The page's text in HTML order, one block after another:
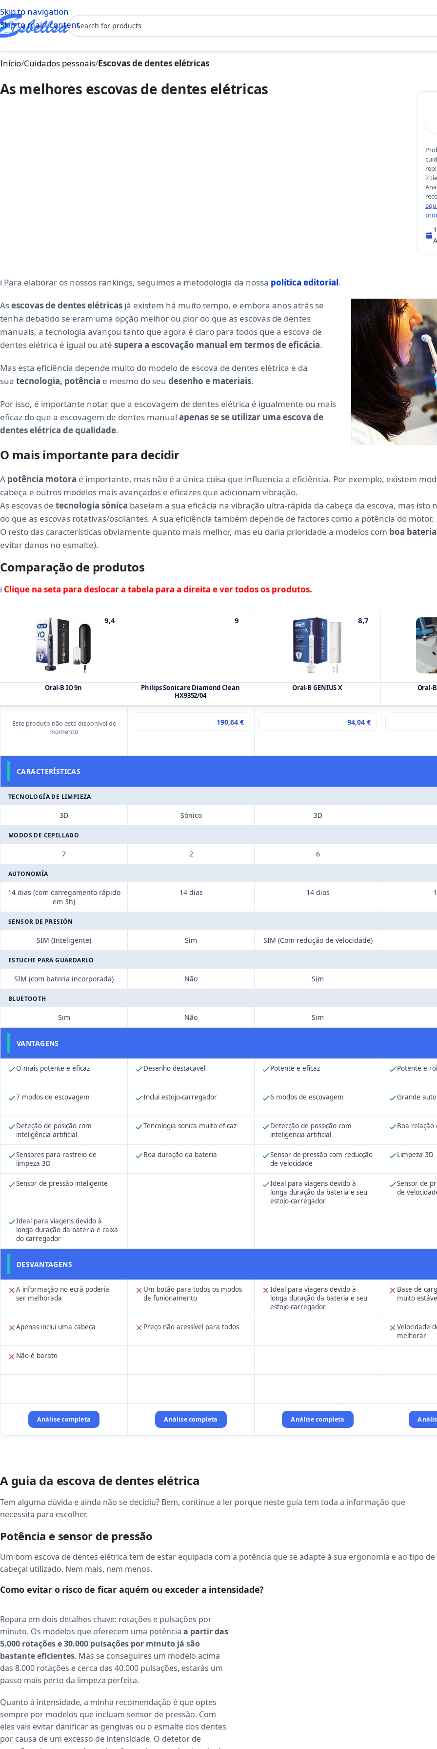
Skip to navigation
Skip to main content
Início/Cuidados pessoais/Escovas de dentes elétricas
As melhores escovas de dentes elétricas
7
ℹ Para elaborar os nossos rankings, seguimos a metodologia da nossa política editorial.
Asescovas de dentes elétricas já existem há muito tempo, e embora anos atrás se
tenha debatido se eram uma opção melhor ou pior do que as escovas de dentes
manuais, a tecnologia avançou tanto que agora é claro para todos que a escova de
dentes elétrica é igual ou até supera a escovação manual em termos de eficácia.
Mas esta eficiência depende muito do modelo de escova de dentes elétrica e da
sua tecnologia, potência e mesmo do seu desenho e materiais.
Por isso, é importante notar que a escovagem de dentes elétrica é igualmente ou mais
eficaz do que a escovagem de dentes manual apenas se se utilizar uma escova de
dentes elétrica de qualidade.
O mais importante para decidir
A potência motora é importante, mas não é a única coisa que influencia a eficiência. Por exemplo, existem
cabeça e outros modelos mais avançados e eficazes que adicionam vibração.
As escovas de tecnologia sónica baseiam a sua eficácia na vibração ultra-rápida da cabeça da escova, mas isto
do que as escovas rotativas/oscilantes. A sua eficiência também depende de factores como a potência do motor.
O resto das características obviamente quanto mais melhor, mas eu daria prioridade a modelos com boa
evitar danos no esmalte).
Comparação de produtos
ℹ Clique na seta para deslocar a tabela para a direita e ver todos os produtos.
9,4 9 8,7
Oral-B IO 9n
Philips Sonicare Diamond Clean
HX9352/04
Oral-B GENIUS X Oral-B
Este produto não está disponível de
momento
190,64 € 94,04 €
CARACTERÍSTICAS
TECNOLOGÍA DE LIMPIEZA
3D Sónico 3D
MODOS DE CEPILLADO
7 2 6
AUTONOMÍA
14 dias (com carregamento rápido
em 3h)
14 dias 14 dias
SENSOR DE PRESIÓN
SIM (Inteligente) Sim SIM (Com redução de velocidade)
ESTUCHE PARA GUARDARLO
SIM (com bateria incorporada) Não Sim
BLUETOOTH
Sim Não Sim
VANTAGENS
O mais potente e eficaz Desenho destacavel Potente e eficaz Potente e
7 modos de escovagem Inclui estojo-carregador 6 modos de escovagem Grande
Deteção de posição com
inteligência artificial
Tencologia sonica muito eficaz
Detecção de possição com
inteligencia artificial
Boa relação
Sensores para rastreio de
limpeza 3D
Boa duração da bateria
Sensor de pressão com reducção
de velocidade
Limpeza 3D
Sensor de pressão inteligente
Ideal para viagens devido à
longa duração da bateria e seu
estojo-carregador
Sensor de
de
Ideal para viagens devido à
longa duração da bateria e caixa
do carregador
DESVANTAGENS
A informação no ecrã poderia
ser melhorada
Um botão para todos os modos
de funionamento
Ideal para viagens devido à
longa duração da bateria e seu
estojo-carregador
Base de
muito
Apenas inclui uma cabeça Preço não acessível para todos
Velocidade
melhorar
Não é barato
Análise completa Análise completa Análise completa
A guia da escova de dentes elétrica
Tem alguma dúvida e ainda não se decidiu? Bem, continue a ler porque neste guia tem toda a informação que
necessita para escolher.
Potência e sensor de pressão
Um bom escova de dentes elétrica tem de estar equipada com a potência que se adapte à sua ergonomia e ao tipo de
cabeçal utilizado. Nem mais, nem menos.
Como evitar o risco de ficar aquém ou exceder a intensidade?
Repara em dois detalhes chave: rotações e pulsações por
minuto. Os modelos que oferecem uma potência a partir das
5.000 rotações e 30.000 pulsações por minuto já são
bastante eficientes. Mas se conseguires um modelo acima
das 8.000 rotações e cerca das 40.000 pulsações, estarás um
passo mais perto da limpeza perfeita.
Quanto à intensidade, a minha recomendação é que optes
sempre por modelos que incluam sensor de pressão. Com
eles vais evitar danificar as gengivas ou o esmalte dos dentes
por causa de um excesso de intensidade. O detetor de